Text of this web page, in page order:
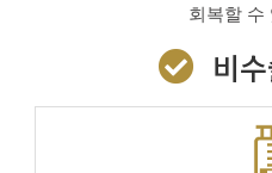
회복할 수
비